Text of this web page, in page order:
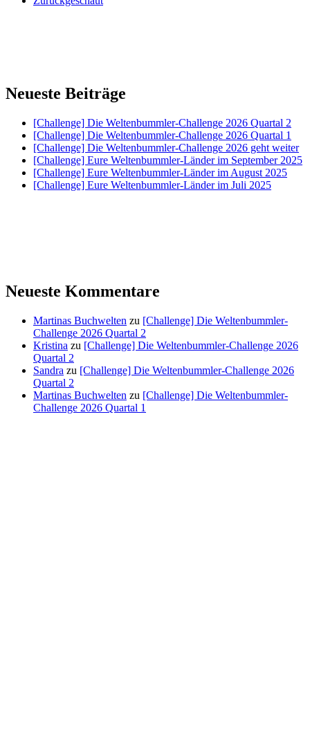
Neueste Beiträge
[Challenge] Die Weltenbummler-Challenge 2026 Quartal 2
[Challenge] Die Weltenbummler-Challenge 2026 Quartal 1
[Challenge] Die Weltenbummler-Challenge 2026 geht weiter
[Challenge] Eure Weltenbummler-Länder im September 2025
[Challenge] Eure Weltenbummler-Länder im August 2025
[Challenge] Eure Weltenbummler-Länder im Juli 2025
Neueste Kommentare
Martinas Buchwelten zu [Challenge] Die Weltenbummler-
Challenge 2026 Quartal 2
Kristina zu [Challenge] Die Weltenbummler-Challenge 2026
Quartal 2
Sandra zu [Challenge] Die Weltenbummler-Challenge 2026
Quartal 2
Martinas Buchwelten zu [Challenge] Die Weltenbummler-
Challenge 2026 Quartal 1